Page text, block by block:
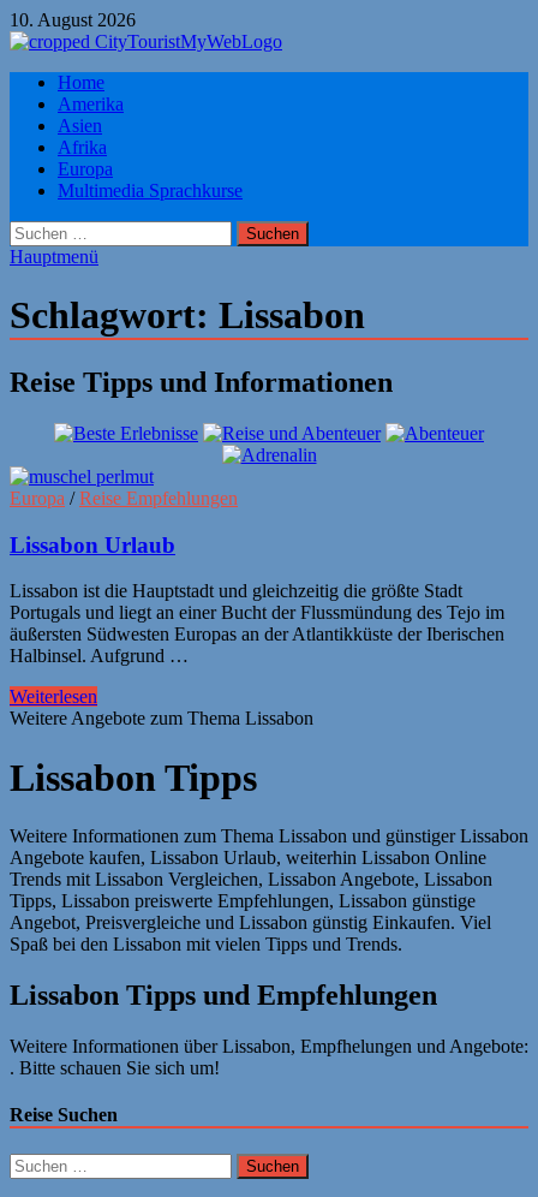
Zum
Inhalt
10. August 2026
Citytourist Reise Tipps
Urlaub, Ferien, Flüge, Freizeit, Reise
Home
Amerika
Asien
Afrika
Europa
Multimedia Sprachkurse
Suchen
nach:
Hauptmenü
Schlagwort: Lissabon
Reise Tipps und Informationen
Europa /Reise Empfehlungen
Lissabon Urlaub
Lissabon ist die Hauptstadt und gleichzeitig die größte Stadt
Portugals und liegt an einer Bucht der Flussmündung des Tejo im
äußersten Südwesten Europas an der Atlantikküste der Iberischen
Halbinsel. Aufgrund …
Weiterlesen
Weitere Angebote zum Thema Lissabon
Lissabon Tipps
Weitere Informationen zum Thema Lissabon und günstiger Lissabon
Angebote kaufen, Lissabon Urlaub, weiterhin Lissabon Online
Trends mit Lissabon Vergleichen, Lissabon Angebote, Lissabon
Tipps, Lissabon preiswerte Empfehlungen, Lissabon günstige
Angebot, Preisvergleiche und Lissabon günstig Einkaufen. Viel
Spaß bei den Lissabon mit vielen Tipps und Trends.
Lissabon Tipps und Empfehlungen
Weitere Informationen über Lissabon, Empfhelungen und Angebote:
. Bitte schauen Sie sich um!
Reise Suchen
Suchen
nach: